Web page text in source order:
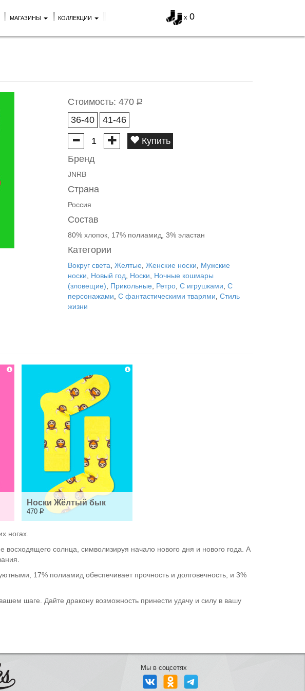
x 0
МАГАЗИНЫ КОЛЛЕКЦИИ
Стоимость: 470 Р
36-40
41-46
Купить
Бренд
JNRB
Страна
Россия
Состав
80% хлопок, 17% полиамид, 3% эластан
Категории
Вокруг света Желтые Женские носки
Мужские
носки
Новый год Носки
Ночные кошмары
(зловещие)
Прикольные Ретро С игрушками С
персонажами С фантастическими тварями Стиль
жизни
Носки Жёлтый бык
470 Р
ногах.
солнца, символизируя начало нового дня и нового года. А
17% полиамид обеспечивает прочность и долговечность, и 3%
шаге. Дайте дракону возможность принести удачу и силу в вашу
Мы в соцсетях